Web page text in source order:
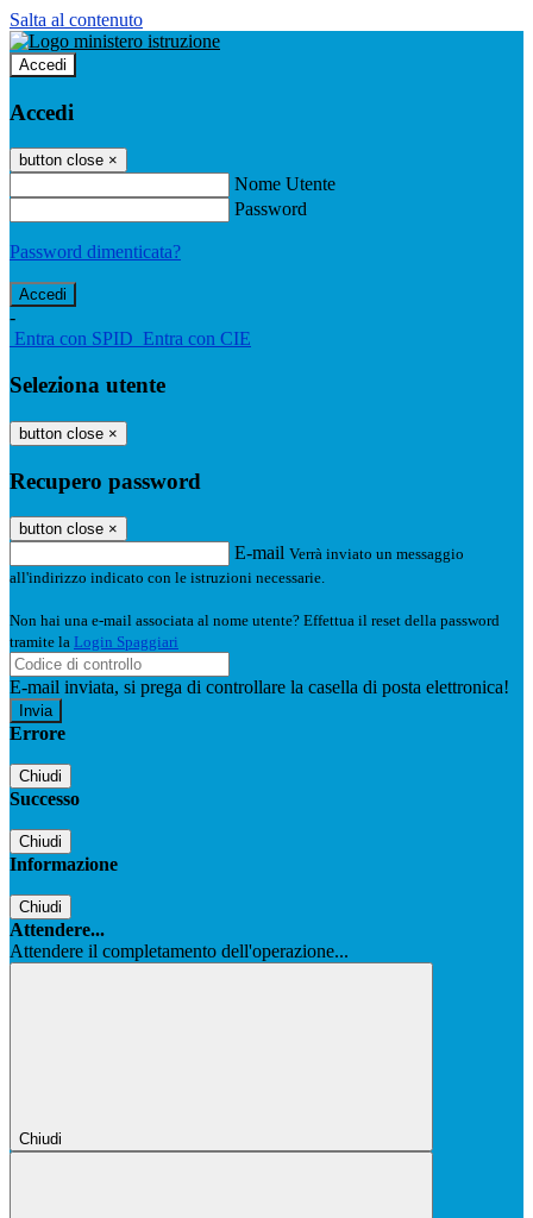
Salta al contenuto
Accedi
Accedi
button close ×
Nome Utente
Password
Password dimenticata?
-
Entra con SPID Entra con CIE
Seleziona utente
button close ×
Recupero password
button close ×
E-mail Verrà inviato un messaggio
all'indirizzo indicato con le istruzioni necessarie.
Non hai una e-mail associata al nome utente? Effettua il reset della password
tramite la Login Spaggiari
E-mail inviata, si prega di controllare la casella di posta elettronica!
Errore
Chiudi
Successo
Chiudi
Informazione
Chiudi
Attendere...
Attendere il completamento dell'operazione...
Chiudi